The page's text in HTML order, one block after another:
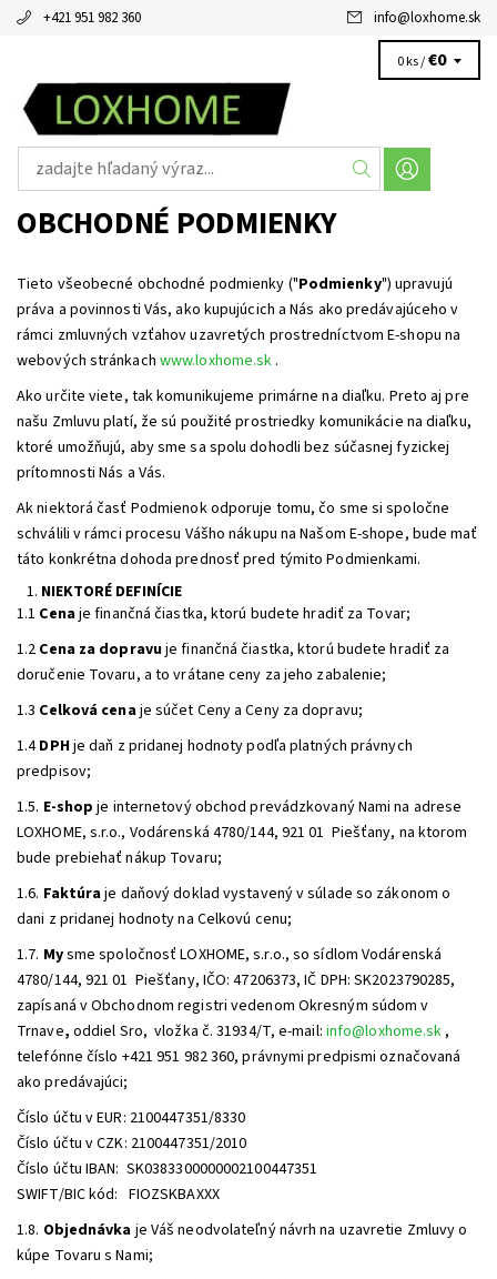
+421 951 982 360 info@loxhome.sk
0 ks /€0
OBCHODNÉ PODMIENKY
Tieto všeobecné obchodné podmienky ("Podmienky") upravujú
práva a povinnosti Vás, ako kupujúcich a Nás ako predávajúceho v
rámci zmluvných vzťahov uzavretých prostredníctvom E-shopu na
webových stránkach www.loxhome.sk .
Ako určite viete, tak komunikujeme primárne na diaľku. Preto aj pre
našu Zmluvu platí, že sú použité prostriedky komunikácie na diaľku,
ktoré umožňujú, aby sme sa spolu dohodli bez súčasnej fyzickej
prítomnosti Nás a Vás.
Ak niektorá časť Podmienok odporuje tomu, čo sme si spoločne
schválili v rámci procesu Vášho nákupu na Našom E-shope, bude mať
táto konkrétna dohoda prednosť pred týmito Podmienkami.
NIEKTORÉ DEFINÍCIE
1.1 Cenaje finančná čiastka, ktorú budete hradiť za Tovar;
1.2 Cena za dopravuje finančná čiastka, ktorú budete hradiť za
doručenie Tovaru, a to vrátane ceny za jeho zabalenie;
1.3 Celková cenaje súčet Ceny a Ceny za dopravu;
1.4DPHje daň z pridanej hodnoty podľa platných právnych
predpisov;
1.5. E-shop je internetový obchod prevádzkovaný Nami na adrese
LOXHOME, s.r.o., Vodárenská 4780/144, 921 01 Piešťany, na ktorom
bude prebiehať nákup Tovaru;
1.6. Faktúraje daňový doklad vystavený v súlade so zákonom o
dani z pridanej hodnoty na Celkovú cenu;
1.7. Mysme spoločnosť LOXHOME, s.r.o., so sídlom Vodárenská
4780/144, 921 01 Piešťany, IČO: 47206373, IČ DPH: SK2023790285,
zapísaná v Obchodnom registri vedenom Okresným súdom v
Trnave, oddiel Sro, vložka č. 31934/T, e-mail: info@loxhome.sk,
telefónne číslo +421 951 982 360, právnymi predpismi označovaná
ako predávajúci;
Číslo účtu v EUR: 2100447351/8330
Číslo účtu v CZK: 2100447351/2010
Číslo účtu IBAN: SK0383300000002100447351
SWIFT/BIC kód: FIOZSKBAXXX
1.8. Objednávka je Váš neodvolateľný návrh na uzavretie Zmluvy o
kúpe Tovaru s Nami;